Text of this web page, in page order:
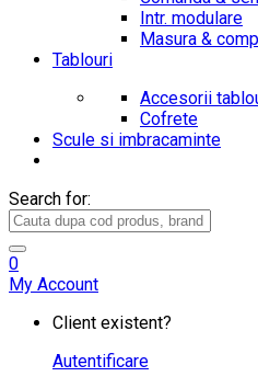
Intr. modulare
Masura &
Tablouri
Accesorii
Cofrete
Scule si imbracaminte
Search for:
0
My Account
Client existent?
Autentificare